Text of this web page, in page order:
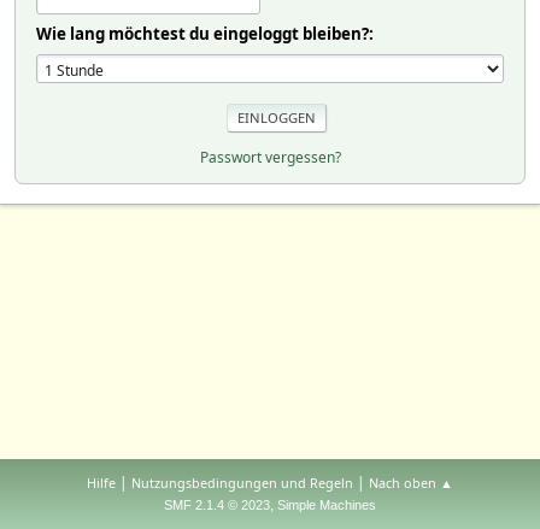
Wie lang möchtest du eingeloggt bleiben?:
Passwort vergessen?
Hilfe | Nutzungsbedingungen und Regeln | Nach oben ▲
SMF 2.1.4 © 2023, Simple Machines